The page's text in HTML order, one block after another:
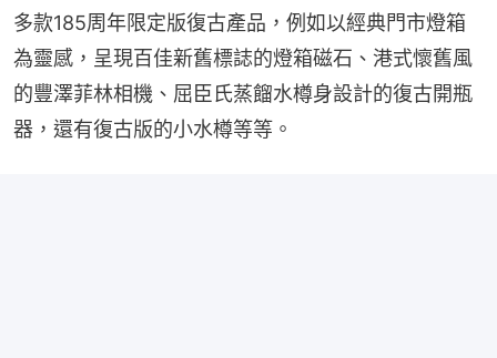
多款185周年限定版復古產品，例如以經典門市燈箱
為靈感，呈現百佳新舊標誌的燈箱磁石、港式懷舊風
的豐澤菲林相機、屈臣氏蒸餾水樽身設計的復古開瓶
器，還有復古版的小水樽等等。